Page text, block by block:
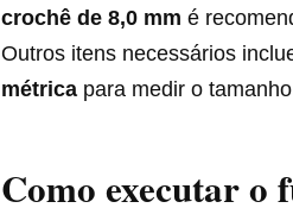
crochê de 8,0 mm é
Outros itens necessários
métrica para medir o
Como executar o